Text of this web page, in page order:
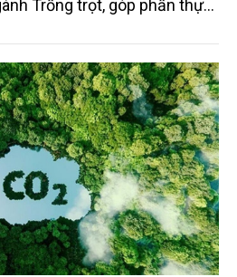
Trồng trọt, góp phần thực
hình thành thị trường sản
tín chỉ carbon trong nông